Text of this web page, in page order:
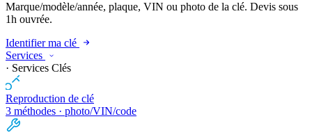
Marque/modèle/année, plaque, VIN ou photo de la clé. Devis sous
1h ouvrée.
Identifier ma clé
Services
· Services Clés
Reproduction de clé
3 méthodes · photo/VIN/code